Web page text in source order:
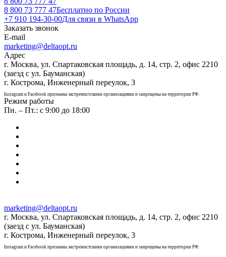
8 800 73 777 47Бесплатно по России
+7 910 194-30-00Для связи в WhatsApp
Заказать звонок
E-mail
marketing@deltaopt.ru
Адрес
г. Москва, ул. Спартаковская площадь, д. 14, стр. 2, офис 2210
(заезд с ул. Бауманская)
г. Кострома, Инженерный переулок, 3
Instagram и Facebook признаны экстремистскими организациями и запрещены на территории РФ.
Режим работы
Пн. – Пт.: с 9:00 до 18:00
marketing@deltaopt.ru
г. Москва, ул. Спартаковская площадь, д. 14, стр. 2, офис 2210
(заезд с ул. Бауманская)
г. Кострома, Инженерный переулок, 3
Instagram и Facebook признаны экстремистскими организациями и запрещены на территории РФ.